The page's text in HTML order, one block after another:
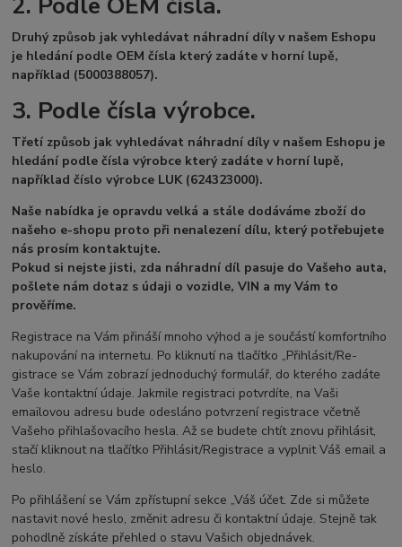
Druhý způsob jak vyhledávat náhradní díly v našem Eshopu
je hledání podle OEM čísla který zadáte v horní lupě,
například (5000388057).
3. Podle čísla výrobce.
Třetí způsob jak vyhledávat náhradní díly v našem Eshopu je
hledání podle čísla výrobce který zadáte v horní lupě,
například číslo výrobce LUK (624323000).
Naše nabídka je opravdu velká a stále dodáváme zboží do
našeho e-shopu proto při nenalezení dílu, který potřebujete
nás prosím kontaktujte.
Pokud si nejste jisti, zda náhradní díl pasuje do Vašeho auta,
pošlete nám dotaz s údaji o vozidle, VIN a my Vám to
prověříme.
Registrace na Vám přináší mnoho výhod a je součástí komfortního
nakupování na internetu. Po kliknutí na tlačítko „Přihlásit/Re­
gistrace se Vám zobrazí jednoduchý formulář, do kterého zadáte
Vaše kontaktní údaje. Jakmile registraci potvrdíte, na Vaši
emailovou adresu bude odesláno potvrzení registrace včetně
Vašeho přihlašovacího hesla. Až se budete chtít znovu přihlásit,
stačí kliknout na tlačítko Přihlásit/Regis­trace a vyplnit Váš email a
heslo.
Po přihlášení se Vám zpřístupní sekce „Váš účet. Zde si můžete
nastavit nové heslo, změnit adresu či kontaktní údaje. Stejně tak
pohodlně získáte přehled o stavu Vašich objednávek.